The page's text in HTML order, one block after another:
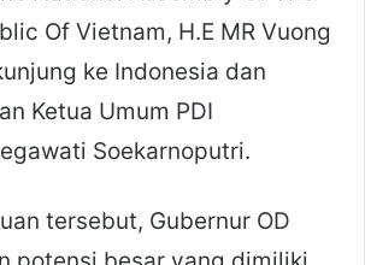
Of Vietnam, H.E MR Vuong
ke Indonesia dan
Ketua Umum PDI
Soekarnoputri.
tersebut, Gubernur OD